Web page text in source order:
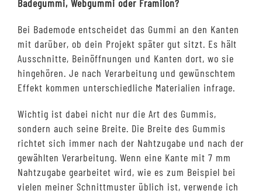
Badegummi, Webgummi oder Framilon?
Bei Bademode entscheidet das Gummi an den Kanten
mit darüber, ob dein Projekt später gut sitzt. Es hält
Ausschnitte, Beinöffnungen und Kanten dort, wo sie
hingehören. Je nach Verarbeitung und gewünschtem
Effekt kommen unterschiedliche Materialien infrage.
Wichtig ist dabei nicht nur die Art des Gummis,
sondern auch seine Breite. Die Breite des Gummis
richtet sich immer nach der Nahtzugabe und nach der
gewählten Verarbeitung. Wenn eine Kante mit 7 mm
Nahtzugabe gearbeitet wird, wie es zum Beispiel bei
vielen meiner Schnittmuster üblich ist, verwende ich